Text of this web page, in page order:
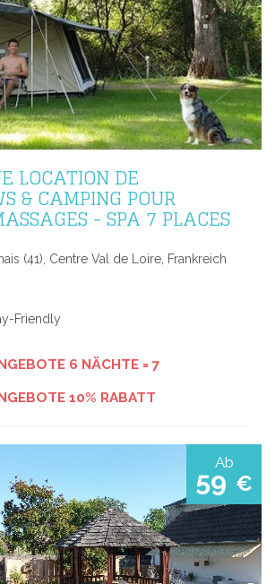
LOCATION DE
& CAMPING POUR
- SPA 7 PLACES
(41), Centre Val de Loire, Frankreich
Friendly
6 NÄCHTE = 7
10% RABATT
Ab
59 €